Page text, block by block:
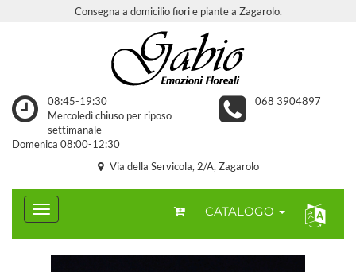
Consegna a domicilio fiori e piante a Zagarolo.
08:45-19:30
Mercoledì chiuso per riposo
settimanale
Domenica 08:00-12:30
068 3904897
Via della Servicola, 2/A, Zagarolo
CATALOGO